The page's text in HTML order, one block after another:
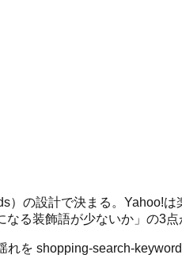
の設計で決まる。Yahoo!
る装飾語が少ないか」の3点
を shopping-search-